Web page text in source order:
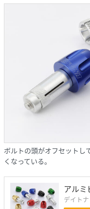
ボルトの頭がオフセットし
くなっている。
アルミ
デイトナ